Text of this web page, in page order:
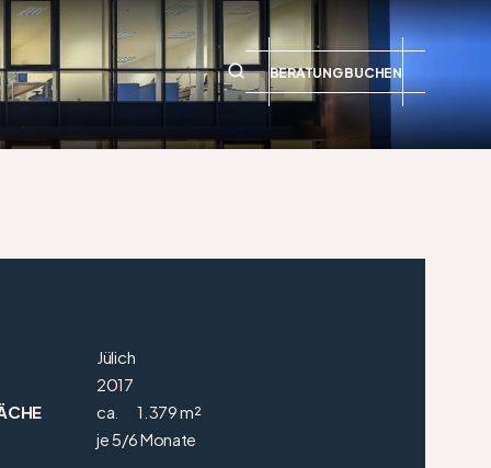
BERATUNG BUCHEN
Jülich
2017
ca.
1.379 m²
je 5/6 Monate